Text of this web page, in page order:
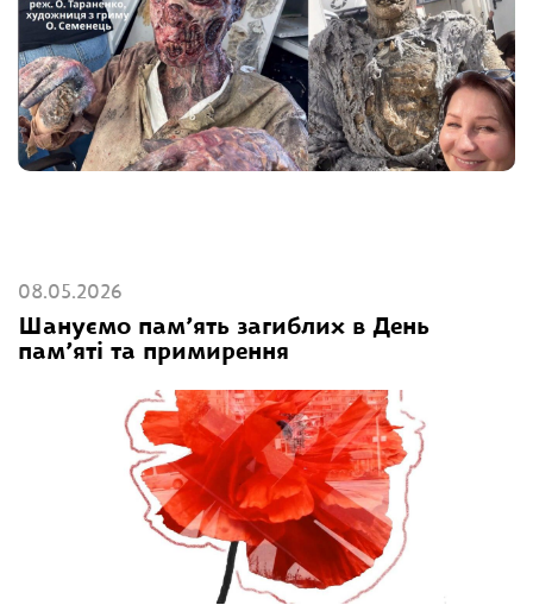
08.05.2026
Шануємо пам’ять загиблих в День
пам’яті та примирення